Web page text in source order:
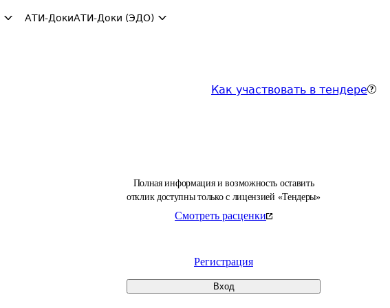
АТИ-ДокиАТИ-Доки (ЭДО)
Как участвовать в тендере
Полная информация и возможность оставить
отклик доступны только с лицензией «Тендеры»
Смотреть расценки
Регистрация
Вход